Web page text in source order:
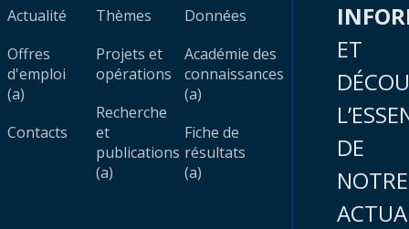
Actualité
Offres
d'emploi
(a)
Contacts
Thèmes
Projets et
opérations
Recherche
et
publications
(a)
Données
Académie des
connaissances
(a)
Fiche de
résultats
(a)
ET
DE
NOTRE